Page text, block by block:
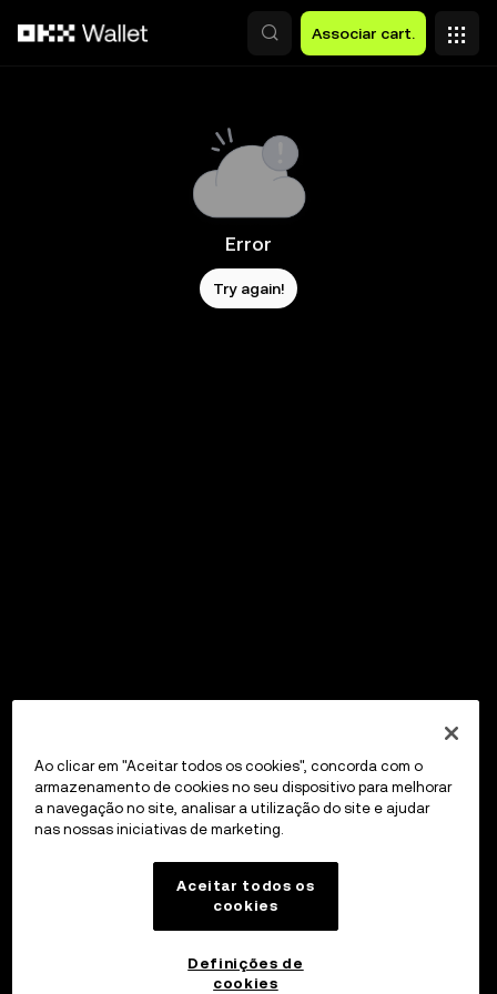
Associar cart.
Error
Try again!
Ao clicar em "Aceitar todos os cookies", concorda com o
armazenamento de cookies no seu dispositivo para melhorar
a navegação no site, analisar a utilização do site e ajudar
nas nossas iniciativas de marketing.
Aceitar todos os
cookies
Definições de
cookies